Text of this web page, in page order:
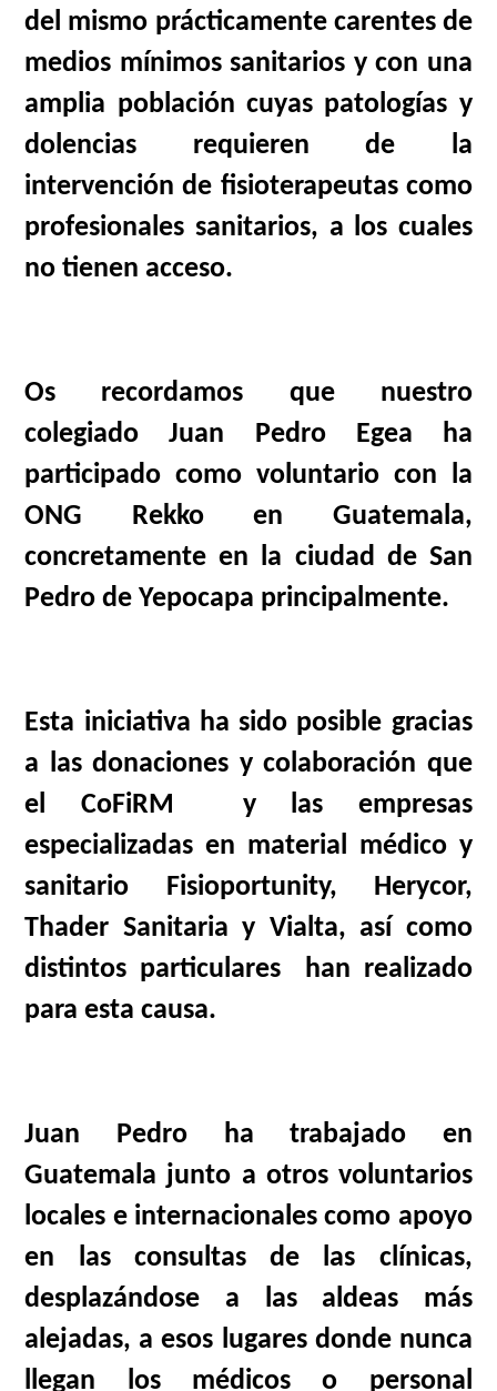
del mismo prácticamente carentes de
medios mínimos sanitarios y con una
amplia población cuyas patologías y
dolencias requieren de la
intervención de fisioterapeutas como
profesionales sanitarios, a los cuales
no tienen acceso.
Os recordamos que nuestro
colegiado Juan Pedro Egea ha
participado como voluntario con la
ONG Rekko en Guatemala,
concretamente en la ciudad de San
Pedro de Yepocapa principalmente.
Esta iniciativa ha sido posible gracias
a las donaciones y colaboración que
el CoFiRM
y las empresas
especializadas en material médico y
sanitario Fisioportunity, Herycor,
Thader Sanitaria y Vialta, así como
distintos particulares
han realizado
para esta causa.
Juan Pedro ha trabajado en
Guatemala junto a otros voluntarios
locales e internacionales como apoyo
en las consultas de las clínicas,
desplazándose a las aldeas más
alejadas, a esos lugares donde nunca
llegan los médicos o personal